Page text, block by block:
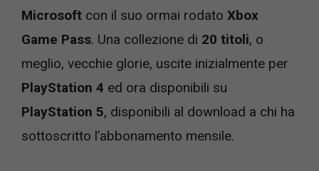
Microsoft con il suo ormai rodato Xbox
Game Pass. Una collezione di 20 titoli, o
meglio, vecchie glorie, uscite inizialmente per
PlayStation 4 ed ora disponibili su
PlayStation 5, disponibili al download a chi ha
sottoscritto l’abbonamento mensile.